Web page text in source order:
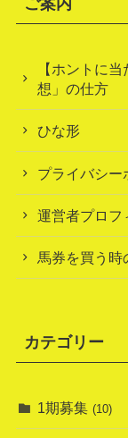
ご案内
【ホントに
想」の仕方
ひな形
プライバシー
運営者プロフ
馬券を買う時
カテゴリー
1期募集 (10)